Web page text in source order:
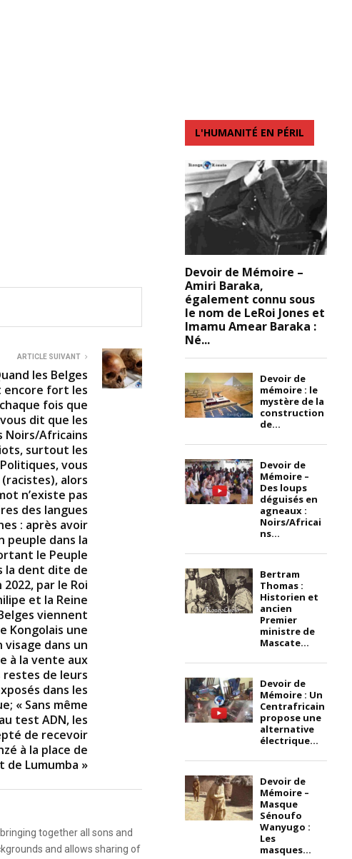
ARTICLE SUIVANT
les Belges
fort les
fois que
dit que les
Noirs/Africains
surtout les
vous
alors
n’existe pas
des langues
: après avoir
peuple dans la
le Peuple
la dent dite de
par le Roi
et la Reine
viennent
Kongolais une
visage dans un
à la vente aux
restes de leurs
dans les
« Sans même
test ADN, les
de recevoir
à la place de
de Lumumba »
together all sons and
and allows sharing of
L'HUMANITÉ EN PÉRIL
Devoir de Mémoire –
Amiri Baraka,
également connu sous
le nom de LeRoi Jones et
Imamu Amear Baraka :
Né...
Devoir de
mémoire : le
mystère de la
construction
de...
Devoir de
Mémoire –
Des loups
déguisés en
agneaux :
Noirs/Africai
ns...
Bertram
Thomas :
Historien et
ancien
Premier
ministre de
Mascate...
Devoir de
Mémoire : Un
Centrafricain
propose une
alternative
électrique...
Devoir de
Mémoire –
Masque
Sénoufo
Wanyugo :
Les
masques...